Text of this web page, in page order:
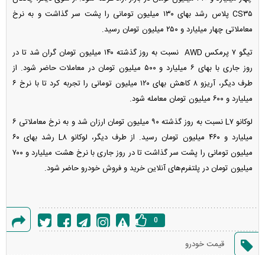
CS۳۵ پلاس رشد بهای ۱۳۰ میلیون تومانی را پشت سر گذاشت و به نرخ
معاملاتی چهار میلیارد و ۲۵۰ میلیون تومان رسید.
تیگو ۷ پرمکس AWD نسبت به روز گذشته ۱۴۰ میلیون تومان گران شد تا در
روز جاری با بهای ۶ میلیارد و ۵۰۰ میلیون تومان در معاملات حاضر شود. از
طرف دیگر، آریزو ۸ کاهش بهای ۱۲۰ میلیون تومانی را تجربه کرد تا با نرخ ۶
میلیارد و ۶۰۰ میلیون تومان معامله شود.
لوکانو L۷ نسبت به روز گذشته ۹۰ میلیون تومان ارزان شد و به نرخ معاملاتی ۶
میلیارد و ۴۶۰ میلیون تومان رسید. از طرف دیگر، لوکانو L۸ رشد بهای ۶۰
میلیون تومانی را پشت سر گذاشت تا در روز جاری با نرخ هشت میلیارد و ۷۰۰
میلیون تومان در پلتفرم‌های آنلاین خرید و فروش خودرو حاضر شود.
0
قیمت خودرو